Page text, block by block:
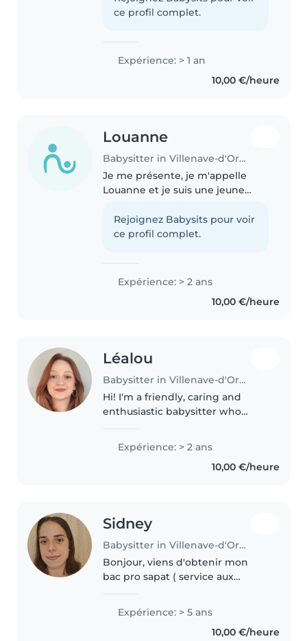
enfants. J’aime les accompagner
ce profil complet.
Expérience: > 1 an
10,00 €/heure
Louanne
Babysitter in Villenave-d'Ornon
Je me présente, je m'appelle
Louanne et je suis une jeune
effet, depuis mon plus jeune âge
je participe à différents
Rejoignez Babysits pour voir
ce profil complet.
Expérience: > 2 ans
10,00 €/heure
Léalou
Babysitter in Villenave-d'Ornon
Hi! I'm a friendly, caring and
enthusiastic babysitter who
currently studying English and
Korean at university, and English
has been part of my life..
Expérience: > 2 ans
10,00 €/heure
Sidney
Babysitter in Villenave-d'Ornon
Bonjour, viens d'obtenir mon
bac pro sapat ( service aux
prochainement en
apprentissage d'auxiliaire de
Expérience: > 5 ans
10,00 €/heure